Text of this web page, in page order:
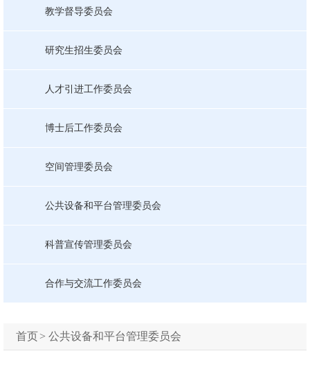
教学督导委员会
研究生招生委员会
人才引进工作委员会
博士后工作委员会
空间管理委员会
公共设备和平台管理委员会
科普宣传管理委员会
合作与交流工作委员会
首页> 公共设备和平台管理委员会